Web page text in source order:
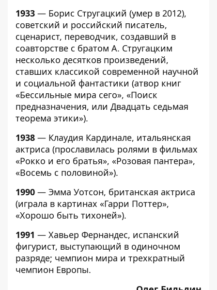
1933 — Борис Стругацкий (умер в 2012),
советский и российский писатель,
сценарист, переводчик, создавший в
соавторстве с братом А. Стругацким
несколько десятков произведений,
ставших классикой современной научной
и социальной фантастики (атвор книг
«Бессильные мира сего», «Поиск
предназначения, или Двадцать седьмая
теорема этики»).
1938 — Клаудия Кардинале, итальянская
актриса (прославилась ролями в фильмах
«Рокко и его братья», «Розовая пантера»,
«Восемь с половиной»).
1990 — Эмма Уотсон, британская актриса
(играла в картинах «Гарри Поттер»,
«Хорошо быть тихоней»).
1991 — Хавьер Фернандес, испанский
фигурист, выступающий в одиночном
разряде; чемпион мира и трехкратный
чемпион Европы.